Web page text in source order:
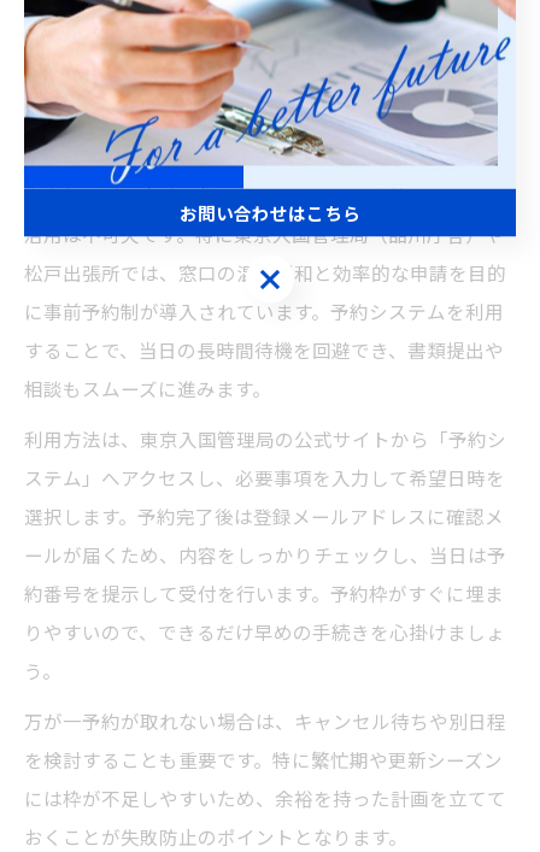
事前予約を賢く使ったビザ申請術
東京でビザ申請する際の予約システム活用法
東京都でビザ申請を行う際、オンライン予約システムの
活用は不可欠です。特に東京入国管理局（品川庁舎）や
松戸出張所では、窓口の混雑緩和と効率的な申請を目的
に事前予約制が導入されています。予約システムを利用
することで、当日の長時間待機を回避でき、書類提出や
相談もスムーズに進みます。
利用方法は、東京入国管理局の公式サイトから「予約シ
ステム」へアクセスし、必要事項を入力して希望日時を
選択します。予約完了後は登録メールアドレスに確認メ
ールが届くため、内容をしっかりチェックし、当日は予
約番号を提示して受付を行います。予約枠がすぐに埋ま
りやすいので、できるだけ早めの手続きを心掛けましょ
う。
万が一予約が取れない場合は、キャンセル待ちや別日程
を検討することも重要です。特に繁忙期や更新シーズン
には枠が不足しやすいため、余裕を持った計画を立てて
おくことが失敗防止のポイントとなります。
お問い合わせはこちら
お問い合わせはこちら